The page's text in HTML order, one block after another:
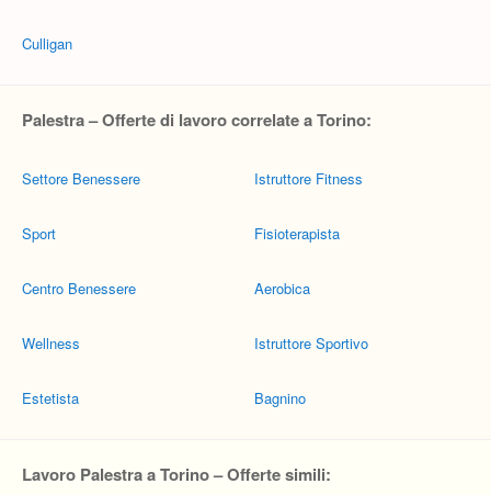
Culligan
Palestra – Offerte di lavoro correlate a Torino:
Settore Benessere
Sport
Centro Benessere
Wellness
Estetista
Istruttore Fitness
Fisioterapista
Aerobica
Istruttore Sportivo
Bagnino
Lavoro Palestra a Torino – Offerte simili: